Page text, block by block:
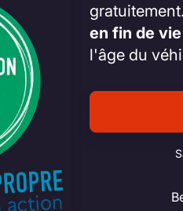
en fin de vie
l'âge du